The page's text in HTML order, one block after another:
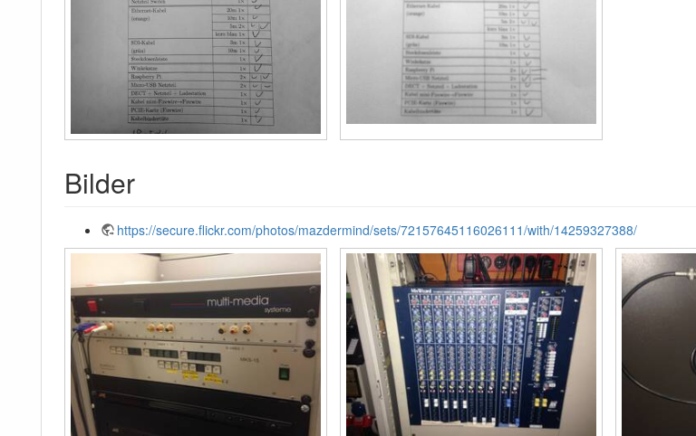
Bilder
https://secure.flickr.com/photos/mazdermind/sets/72157645116026111/with/14259327388/